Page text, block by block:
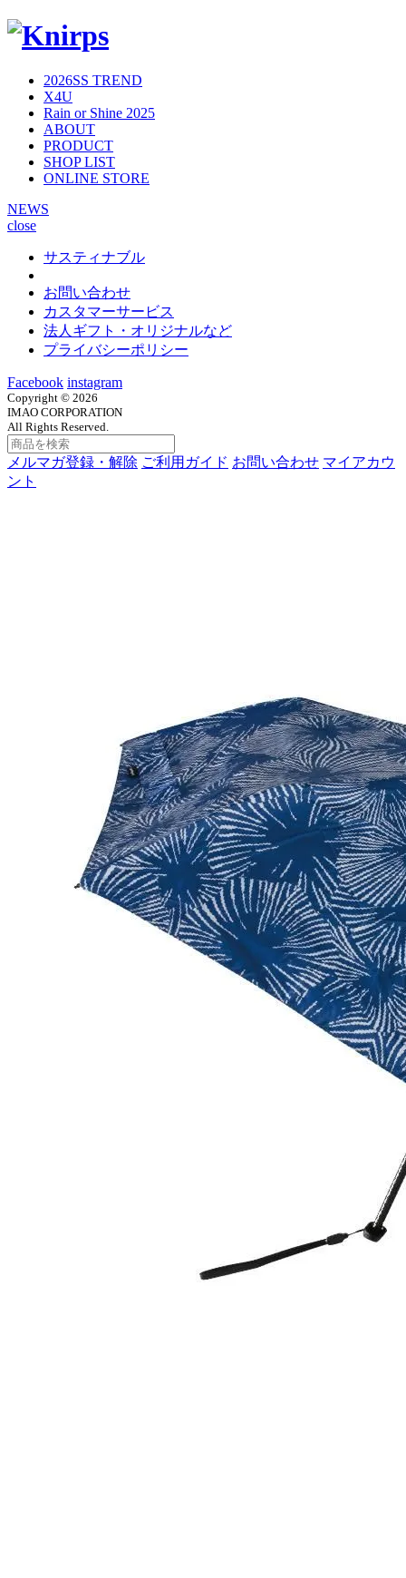
2026SS TREND
X4U
Rain or Shine 2025
ABOUT
PRODUCT
SHOP LIST
ONLINE STORE
NEWS
close
サスティナブル
お問い合わせ
カスタマーサービス
法人ギフト・オリジナルなど
プライバシーポリシー
Facebook instagram
Copyright © 2026
IMAO CORPORATION
All Rights Reserved.
メルマガ登録・解除 ご利用ガイド お問い合わせ マイアカウ
ント